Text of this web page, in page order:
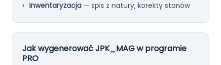
Inwentaryzacja — spis z natury, korekty stanów
Jak wygenerować JPK_MAG w programie
PRO